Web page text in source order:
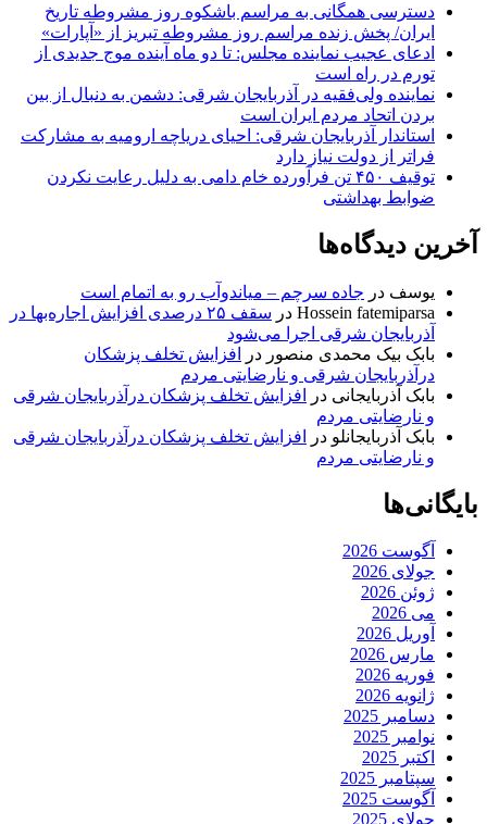
دسترسی همگانی به مراسم باشکوه روز مشروطه تاریخ
ایران/ پخش زنده مراسم روز مشروطه تبریز از «آپارات»
ادعای عجیب نماینده مجلس: تا دو ماه آینده موج جدیدی از
تورم در راه است
نماینده ولی‌فقیه در آذربایجان شرقی: دشمن به دنبال از بین
بردن اتحاد مردم ایران است
استاندار آذربایجان شرقی: احیای دریاچه ارومیه به مشارکت
فراتر از دولت نیاز دارد
توقیف ۴۵۰ تن فرآورده خام دامی به دلیل رعایت نکردن
ضوابط بهداشتی
آخرین دیدگاه‌ها
یوسف در جاده سرچم – میاندوآب رو به اتمام است
Hossein fatemiparsa در
سقف ۲۵ درصدی افزایش اجاره‌بها در
آذربایجان شرقی اجرا می‌شود
بابک بیک محمدی منصور در
افزایش تخلف پزشکان
درآذربایجان شرقی و نارضایتی مردم
بابک آذربایجانی در
افزایش تخلف پزشکان درآذربایجان شرقی
و نارضایتی مردم
بابک آذربایجانلو در
افزایش تخلف پزشکان درآذربایجان شرقی
و نارضایتی مردم
بایگانی‌ها
آگوست 2026
جولای 2026
ژوئن 2026
می 2026
آوریل 2026
مارس 2026
فوریه 2026
ژانویه 2026
دسامبر 2025
نوامبر 2025
اکتبر 2025
سپتامبر 2025
آگوست 2025
جولای 2025